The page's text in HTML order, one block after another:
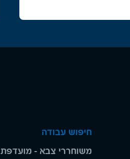
חיפוש עבודה
משוחררי צבא - מועדפת